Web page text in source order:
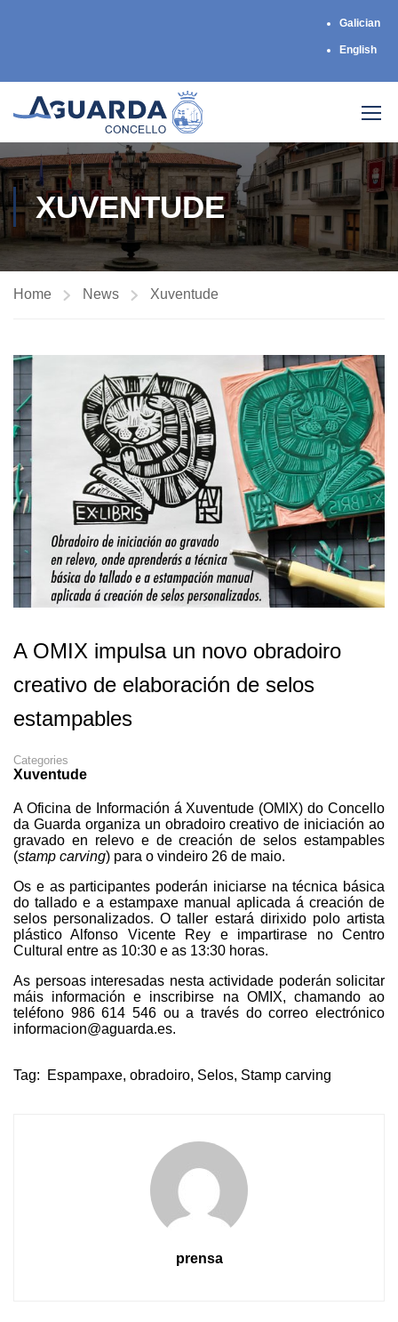
Galician
English
XUVENTUDE
Home News Xuventude
A OMIX impulsa un novo obradoiro
creativo de elaboración de selos
estampables
Categories
Xuventude
A Oficina de Información á Xuventude (OMIX) do Concello
da Guarda organiza un obradoiro creativo de iniciación ao
gravado en relevo e de creación de selos estampables
(stamp carving) para o vindeiro 26 de maio.
Os e as participantes poderán iniciarse na técnica básica
do tallado e a estampaxe manual aplicada á creación de
selos personalizados. O taller estará dirixido polo artista
plástico Alfonso Vicente Rey e impartirase no Centro
Cultural entre as 10:30 e as 13:30 horas.
As persoas interesadas nesta actividade poderán solicitar
máis información e inscribirse na OMIX, chamando ao
teléfono 986 614 546 ou a través do correo electrónico
informacion@aguarda.es.
Tag: Espampaxe, obradoiro, Selos, Stamp carving
prensa